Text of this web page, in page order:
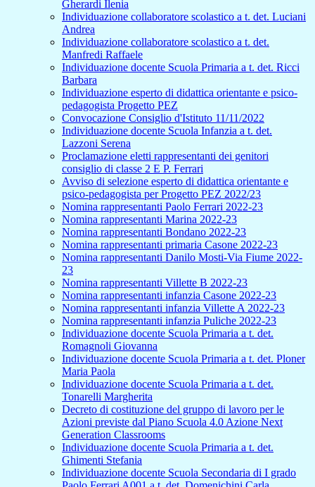
Gherardi Ilenia
Individuazione collaboratore scolastico a t. det. Luciani
Andrea
Individuazione collaboratore scolastico a t. det.
Manfredi Raffaele
Individuazione docente Scuola Primaria a t. det. Ricci
Barbara
Individuazione esperto di didattica orientante e psico-
pedagogista Progetto PEZ
Convocazione Consiglio d'Istituto 11/11/2022
Individuazione docente Scuola Infanzia a t. det.
Lazzoni Serena
Proclamazione eletti rappresentanti dei genitori
consiglio di classe 2 E P. Ferrari
Avviso di selezione esperto di didattica orientante e
psico-pedagogista per Progetto PEZ 2022/23
Nomina rappresentanti Paolo Ferrari 2022-23
Nomina rappresentanti Marina 2022-23
Nomina rappresentanti Bondano 2022-23
Nomina rappresentanti primaria Casone 2022-23
Nomina rappresentanti Danilo Mosti-Via Fiume 2022-
23
Nomina rappresentanti Villette B 2022-23
Nomina rappresentanti infanzia Casone 2022-23
Nomina rappresentanti infanzia Villette A 2022-23
Nomina rappresentanti infanzia Puliche 2022-23
Individuazione docente Scuola Primaria a t. det.
Romagnoli Giovanna
Individuazione docente Scuola Primaria a t. det. Ploner
Maria Paola
Individuazione docente Scuola Primaria a t. det.
Tonarelli Margherita
Decreto di costituzione del gruppo di lavoro per le
Azioni previste dal Piano Scuola 4.0 Azione Next
Generation Classrooms
Individuazione docente Scuola Primaria a t. det.
Ghimenti Stefania
Individuazione docente Scuola Secondaria di I grado